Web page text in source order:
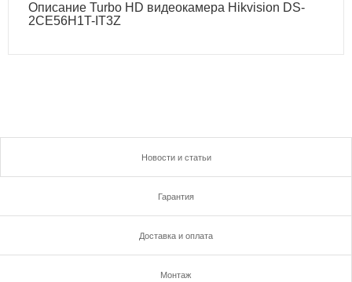
Описание Turbo HD видеокамера Hikvision DS-
2CE56H1T-IT3Z
Новости и статьи
Гарантия
Доставка и оплата
Монтаж